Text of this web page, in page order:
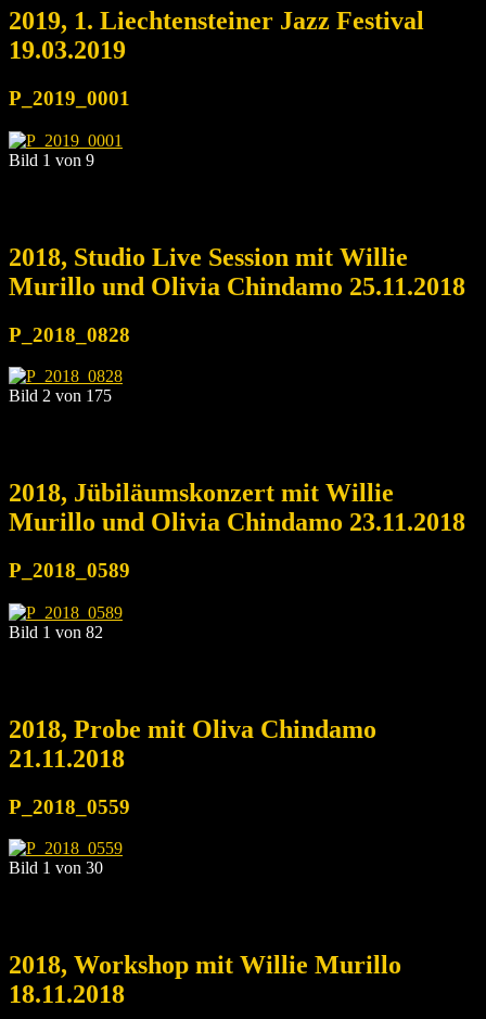
2019, 1. Liechtensteiner Jazz Festival
19.03.2019
P_2019_0001
Bild 1 von 9
2018, Studio Live Session mit Willie
Murillo und Olivia Chindamo 25.11.2018
P_2018_0828
Bild 2 von 175
2018, Jübiläumskonzert mit Willie
Murillo und Olivia Chindamo 23.11.2018
P_2018_0589
Bild 1 von 82
2018, Probe mit Oliva Chindamo
21.11.2018
P_2018_0559
Bild 1 von 30
2018, Workshop mit Willie Murillo
18.11.2018